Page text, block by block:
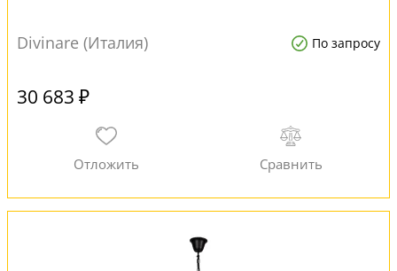
Divinare (Италия) По запросу
30 683 ₽